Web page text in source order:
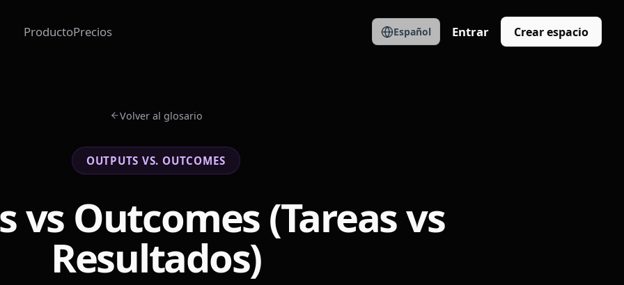
ProductoPrecios Español Entrar Crear espacio
Volver al glosario
OUTPUTS VS. OUTCOMES
vs Outcomes (Tareas vs
Resultados)